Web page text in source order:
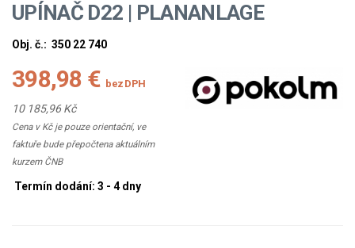
UPÍNAČ D22 | PLANANLAGE
Obj. č.: 350 22 740
398,98 € bez DPH
10 185,96 Kč
Cena v Kč je pouze orientační, ve
faktuře bude přepočtena aktuálním
kurzem ČNB
Termín dodání: 3 - 4 dny